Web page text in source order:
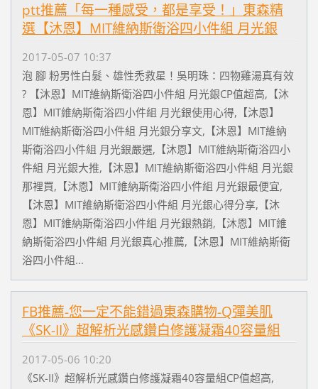
ptt推薦「每一種感受，都是享受！」東森精
選【沐恩】MIT維納斯衛浴四小件組 月光銀
2017-05-07 10:37
泡 腳 粉男性白髮、雄性禿救星！吳明珠：四物雞湯真有效
? 【沐恩】MIT維納斯衛浴四小件組 月光銀CP值超高,【沐
恩】MIT維納斯衛浴四小件組 月光銀使用心得,【沐恩】
MIT維納斯衛浴四小件組 月光銀分享文,【沐恩】MIT維納
斯衛浴四小件組 月光銀嚴選,【沐恩】MIT維納斯衛浴四小
件組 月光銀大推,【沐恩】MIT維納斯衛浴四小件組 月光銀
那裡買,【沐恩】MIT維納斯衛浴四小件組 月光銀最便宜,
【沐恩】MIT維納斯衛浴四小件組 月光銀心得分享,【沐
恩】MIT維納斯衛浴四小件組 月光銀熱銷,【沐恩】MIT維
納斯衛浴四小件組 月光銀真心推薦,【沐恩】MIT維納斯衛
浴四小件組...
FB推薦-您一定不能錯過東森購物-Q彈美肌
《SK-II》超解析光感鑽白修護凝霜40容量組
2017-05-06 10:20
《SK-II》超解析光感鑽白修護凝霜40容量組CP值超高,